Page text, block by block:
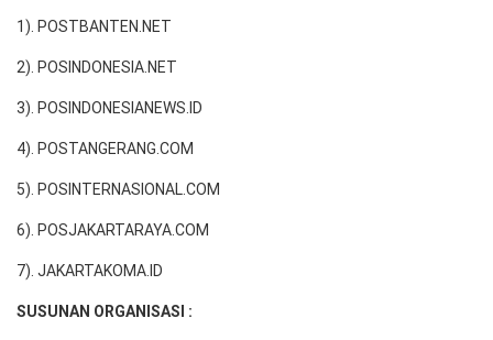
1). POSTBANTEN.NET
2). POSINDONESIA.NET
3). POSINDONESIANEWS.ID
4). POSTANGERANG.COM
5). POSINTERNASIONAL.COM
6). POSJAKARTARAYA.COM
7). JAKARTAKOMA.ID
SUSUNAN ORGANISASI :